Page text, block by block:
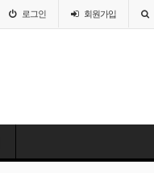
로그인 회원가입